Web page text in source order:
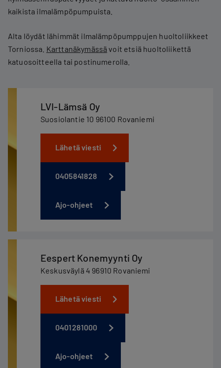
kaikista ilmalämpöpumpuista.
Alta löydät lähimmät ilmalämpöpumppujen huoltoliikkeet
Torniossa. Karttanäkymässä voit etsiä huoltoliikettä
katuosoitteella tai postinumerolla.
LVI-Lämsä Oy
Suosiolantie 10 96100 Rovaniemi
Lähetä viesti
0405841828
Ajo-ohjeet
Eespert Konemyynti Oy
Keskusväylä 4 96910 Rovaniemi
Lähetä viesti
0401281000
Ajo-ohjeet